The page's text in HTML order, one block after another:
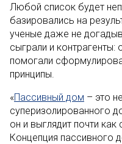
Любой список будет
базировались на
ученые даже не
сыграли и контрагенты:
помогали
принципы.
«Пассивный дом – это
суперизолированного
он и выглядит почти
Концепция пассивного